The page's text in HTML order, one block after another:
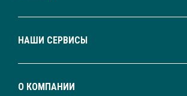
НАШИ СЕРВИСЫ
О КОМПАНИИ